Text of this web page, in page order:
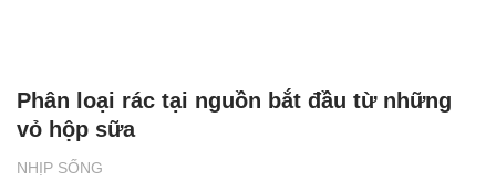
NHỊP SỐNG
Phân loại rác tại nguồn bắt đầu từ những
vỏ hộp sữa